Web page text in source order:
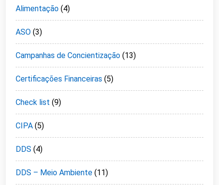
Alimentação (4)
ASO (3)
Campanhas de Concientização (13)
Certificações Financeiras (5)
Check list (9)
CIPA (5)
DDS (4)
DDS – Meio Ambiente (11)